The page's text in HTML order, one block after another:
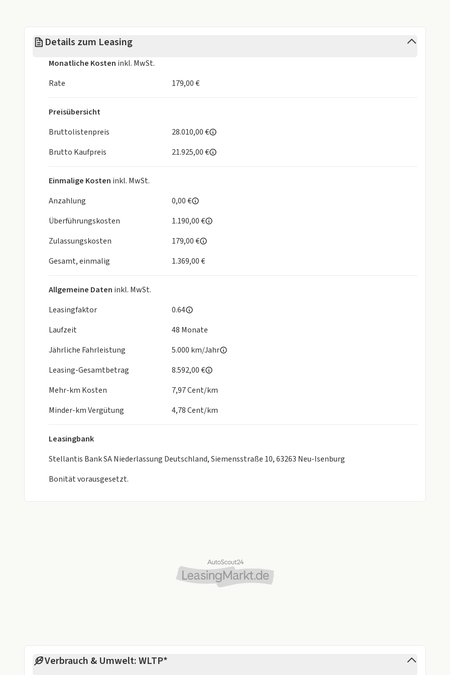
Details zum Leasing
Monatliche Kosten inkl. MwSt.
Rate
179,00 €
Preisübersicht
Bruttolistenpreis
28.010,00 €
Brutto Kaufpreis
21.925,00 €
Einmalige Kosten inkl. MwSt.
Anzahlung
0,00 €
Überführungskosten
1.190,00 €
Zulassungskosten
179,00 €
Gesamt, einmalig
1.369,00 €
Allgemeine Daten inkl. MwSt.
Leasingfaktor
0.64
Laufzeit
48 Monate
Jährliche Fahrleistung
5.000 km/Jahr
Leasing-Gesamtbetrag
8.592,00 €
Mehr-km Kosten
7,97 Cent/km
Minder-km Vergütung
4,78 Cent/km
Leasingbank
Stellantis Bank SA Niederlassung Deutschland, Siemensstraße 10, 63263 Neu-Isenburg
Bonität vorausgesetzt.
Verbrauch & Umwelt: WLTP*